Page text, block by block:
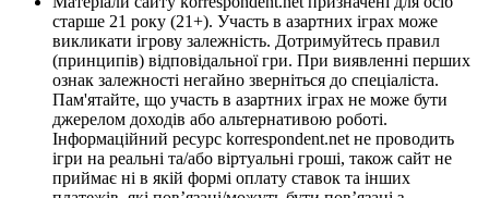
старше 21 року (21+). Участь в азартних іграх може
викликати ігрову залежність. Дотримуйтесь правил
(принципів) відповідальної гри. При виявленні перших
ознак залежності негайно зверніться до спеціаліста.
Пам'ятайте, що участь в азартних іграх не може бути
джерелом доходів або альтернативою роботі.
Інформаційний ресурс korrespondent.net не проводить
ігри на реальні та/або віртуальні гроші, також сайт не
приймає ні в якій формі оплату ставок та інших